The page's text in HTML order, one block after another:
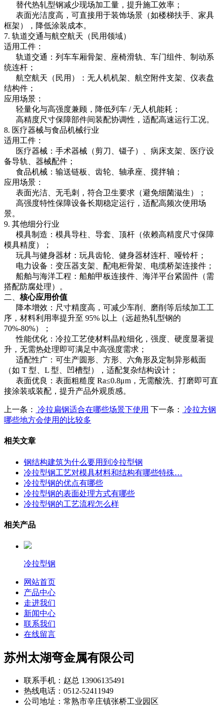
替代热轧型钢减少现场加工量，提升施工效率；
表面光洁度高，可直接用于装饰场景（如楼梯扶手、家具
框架），降低涂装成本。
7. 轨道交通与航空航天（民用领域）
适用工件：
轨道交通：列车车厢骨架、座椅滑轨、车门组件、制动系
统连杆；
航空航天（民用）：无人机机架、航空附件支架、仪表盘
结构件；
应用场景：
轻量化与高强度兼顾，降低列车 / 无人机能耗；
高精度尺寸保障部件间装配协调性，适配高速运行工况。
8. 医疗器械与食品机械行业
适用工件：
医疗器械：手术器械（剪刀、镊子）、病床支架、医疗设
备导轨、器械配件；
食品机械：输送链板、齿轮、轴承座、搅拌轴；
应用场景：
表面光洁、无毛刺，符合卫生要求（避免细菌滋生）；
高强度特性保障设备长期稳定运行，适配高频次使用场
景。
9. 其他细分行业
模具制造：模具导柱、导套、顶杆（依赖高精度尺寸保障
模具精度）；
玩具与健身器材：玩具齿轮、健身器材连杆、哑铃杆；
电力设备：变压器支架、配电柜骨架、电缆桥架连接件；
船舶与海洋工程：船舶甲板连接件、海洋平台紧固件（需
搭配防腐处理）。
二、 核心应用价值
降本增效：尺寸精度高，可减少车削、磨削等后续加工工
序，材料利用率提升至 95% 以上（远超热轧型钢的
70%-80%）；
性能优化：冷拉工艺使材料晶粒细化，强度、硬度显著提
升，无需热处理即可满足中高强度需求；
适配性广：可生产圆形、方形、六角形及定制异形截面
（如 T 型、L 型、凹槽型），适配复杂结构设计；
表面优良：表面粗糙度 Ra≤0.8μm，无需酸洗、打磨即可直
接涂装或装配，提升产品外观质感。
上一条： 冷拉扁钢适合在哪些场景下使用 下一条：
冷拉方钢
哪些地方会使用的比较多
相关文章
钢结构建筑为什么要用到冷拉型钢
冷拉型钢工艺对模具材料和结构有哪些特殊…
冷拉型钢的优点有哪些
冷拉型钢的表面处理方式有哪些
冷拉型钢的工艺流程怎么样
相关产品
冷拉型钢
网站首页
产品中心
走进我们
新闻中心
联系我们
在线留言
苏州太湖弯金属有限公司
联系手机：赵总 13906135491
热线电话：0512-52411949
公司地址：常熟市辛庄镇张桥工业园区